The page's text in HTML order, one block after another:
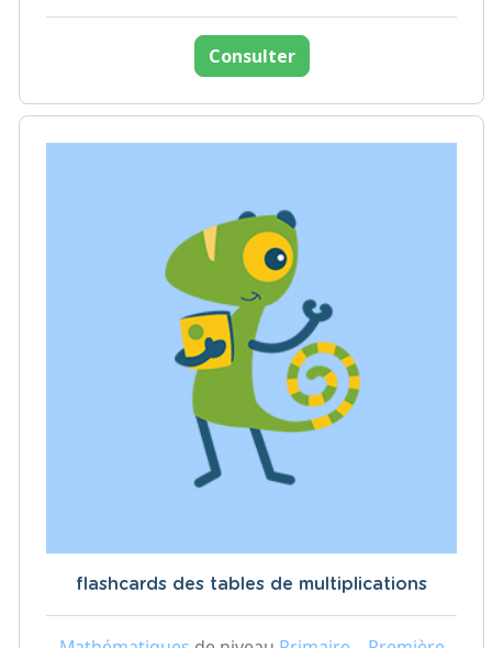
Consulter
flashcards des tables de multiplications